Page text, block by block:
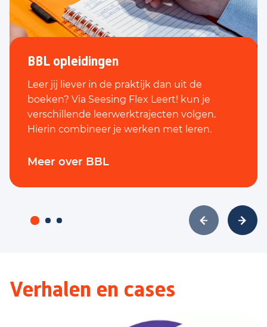
BBL opleidingen
Leer jij liever in de praktijk dan uit de
boeken? Via Seesing Flex Leert! kun je
verschillende leerwerktrajecten volgen.
Hierin combineer je werken met leren.
Meer over BBL
Verhalen en cases